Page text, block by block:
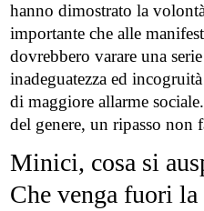
hanno dimostrato la
importante che alle
dovrebbero varare una
inadeguatezza ed
di maggiore allarme
del genere, un ripasso non
Minici, cosa si
Che venga fuori